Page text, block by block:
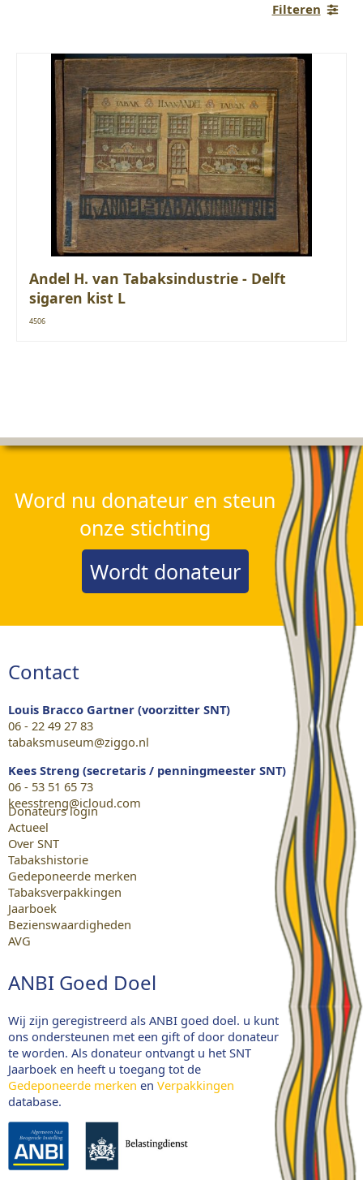
Filteren
Andel H. van Tabaksindustrie - Delft
sigaren kist L
4506
Word nu donateur en steun
onze stichting
Wordt donateur
Contact
Louis Bracco Gartner (voorzitter SNT)
06 - 22 49 27 83
tabaksmuseum@ziggo.nl
Kees Streng (secretaris / penningmeester SNT)
06 - 53 51 65 73
keesstreng@icloud.com
Donateurs login
Actueel
Over SNT
Tabakshistorie
Gedeponeerde merken
Tabaksverpakkingen
Jaarboek
Bezienswaardigheden
AVG
ANBI Goed Doel
Wij zijn geregistreerd als ANBI goed doel. u kunt
ons ondersteunen met een gift of door donateur
te worden. Als donateur ontvangt u het SNT
Jaarboek en heeft u toegang tot de
Gedeponeerde merken en Verpakkingen
database.